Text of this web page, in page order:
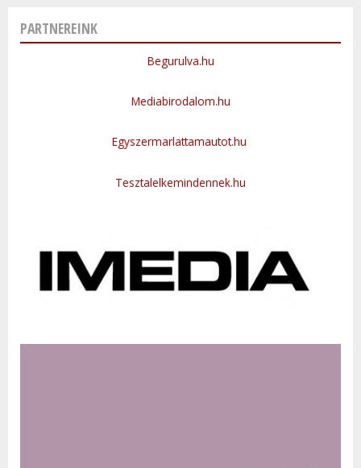
PARTNEREINK
Begurulva.hu
Mediabirodalom.hu
Egyszermarlattamautot.hu
Tesztalelkemindennek.hu